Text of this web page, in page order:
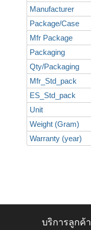
Manufacturer
Package/Case
Mfr Package
Packaging
Qty/Packaging
Mfr_Std_pack
ES_Std_pack
Unit
Weight (Gram)
Warranty (year)
บริการลูกค้า